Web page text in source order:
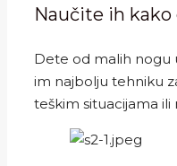
Naučite ih kako
Dete od malih nogu
im najbolju tehniku
teškim situacijama ili